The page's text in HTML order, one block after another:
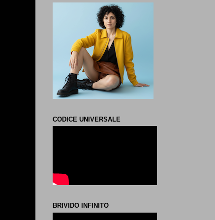
CODICE UNIVERSALE
BRIVIDO INFINITO